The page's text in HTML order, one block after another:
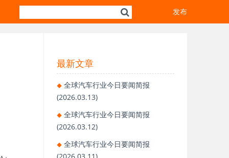
发布
最新文章
全球汽车行业今日要闻简报
(2026.03.13)
全球汽车行业今日要闻简报
(2026.03.12)
全球汽车行业今日要闻简报